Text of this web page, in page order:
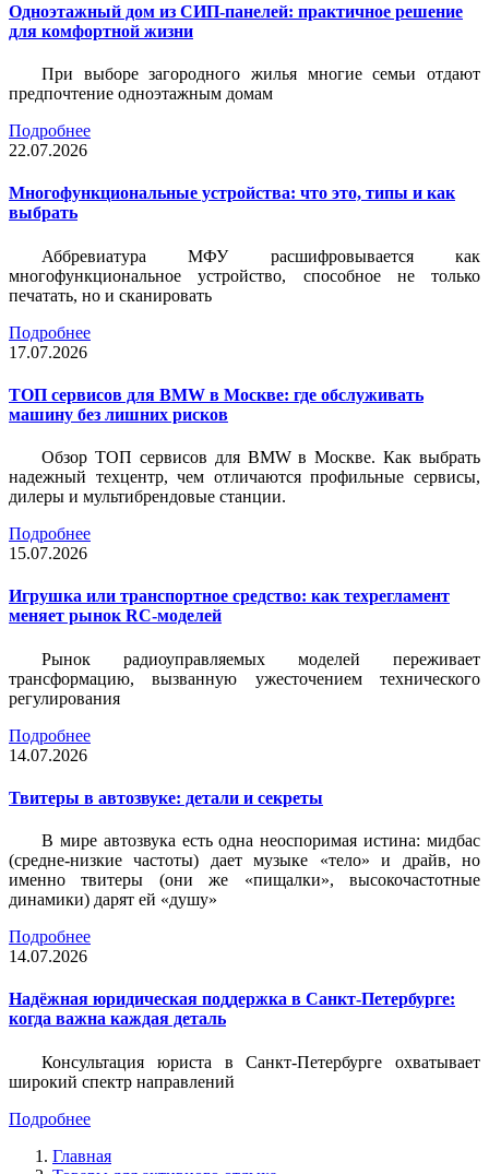
Одноэтажный дом из СИП-панелей: практичное решение
для комфортной жизни
При выборе загородного жилья многие семьи отдают
предпочтение одноэтажным домам
Подробнее
22.07.2026
Многофункциональные устройства: что это, типы и как
выбрать
Аббревиатура МФУ расшифровывается как
многофункциональное устройство, способное не только
печатать, но и сканировать
Подробнее
17.07.2026
ТОП сервисов для BMW в Москве: где обслуживать
машину без лишних рисков
Обзор ТОП сервисов для BMW в Москве. Как выбрать
надежный техцентр, чем отличаются профильные сервисы,
дилеры и мультибрендовые станции.
Подробнее
15.07.2026
Игрушка или транспортное средство: как техрегламент
меняет рынок RC-моделей
Рынок радиоуправляемых моделей переживает
трансформацию, вызванную ужесточением технического
регулирования
Подробнее
14.07.2026
Твитеры в автозвуке: детали и секреты
В мире автозвука есть одна неоспоримая истина: мидбас
(средне-низкие частоты) дает музыке «тело» и драйв, но
именно твитеры (они же «пищалки», высокочастотные
динамики) дарят ей «душу»
Подробнее
14.07.2026
Надёжная юридическая поддержка в Санкт-Петербурге:
когда важна каждая деталь
Консультация юриста в Санкт-Петербурге охватывает
широкий спектр направлений
Подробнее
Главная